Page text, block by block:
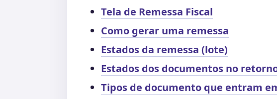
Tela de Remessa Fiscal
Como gerar uma remessa
Estados da remessa (lote)
Estados dos documentos no
Tipos de documento que entram